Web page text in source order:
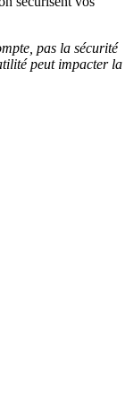
pas la sécurité
peut impacter la